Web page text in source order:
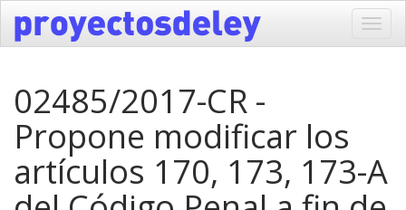
02485/2017-CR -
Propone modificar los
artículos 170, 173, 173-A